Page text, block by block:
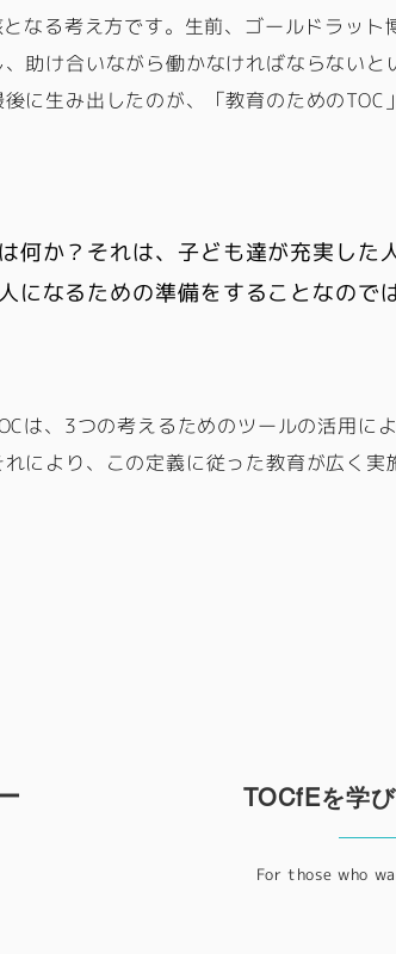
となる考え方です。生前、ゴールドラッ
助け合いながら働かなければならないと
に生み出したのが、「教育のためのTOC
何か？それは、子ども達が充実した
になるための準備をすることなので
は、3つの考えるためのツールの活用に
により、この定義に従った教育が広く実
TOCfEを学
For those who